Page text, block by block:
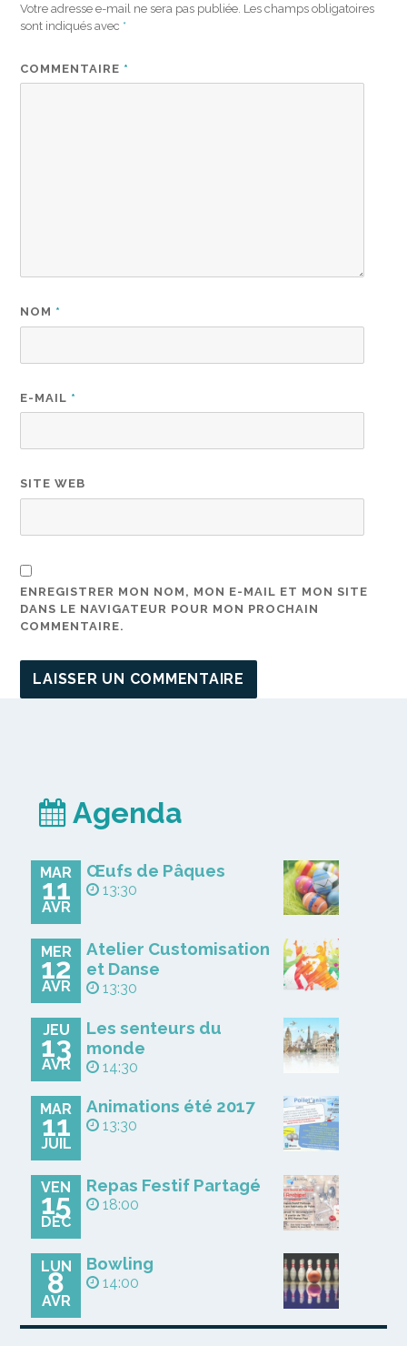
Votre adresse e-mail ne sera pas publiée. Les champs obligatoires
sont indiqués avec *
COMMENTAIRE *
NOM *
E-MAIL *
SITE WEB
ENREGISTRER MON NOM, MON E-MAIL ET MON SITE
DANS LE NAVIGATEUR POUR MON PROCHAIN
COMMENTAIRE.
Agenda
MAR
11
AVR
Œufs de Pâques
13:30
MER
12
AVR
Atelier Customisation
et Danse
13:30
JEU
13
AVR
Les senteurs du
monde
14:30
MAR
11
JUIL
Animations été 2017
13:30
VEN
15
DÉC
Repas Festif Partagé
18:00
LUN
8
AVR
Bowling
14:00